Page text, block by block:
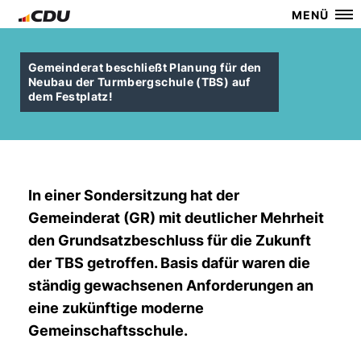
MENÜ
Gemeinderat beschließt Planung für den
Neubau der Turmbergschule (TBS) auf
dem Festplatz!
In einer Sondersitzung hat der
Gemeinderat (GR) mit deutlicher Mehrheit
den Grundsatzbeschluss für die Zukunft
der TBS getroffen. Basis dafür waren die
ständig gewachsenen Anforderungen an
eine zukünftige moderne
Gemeinschaftsschule.